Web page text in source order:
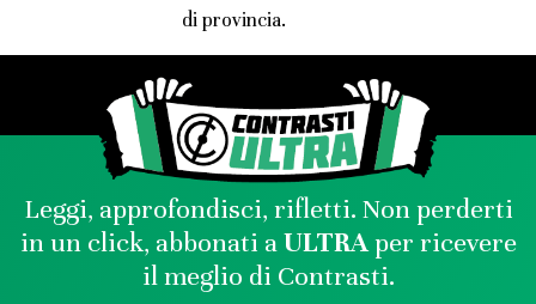
di provincia.
Leggi, approfondisci, rifletti. Non perderti
in un click, abbonati aULTRAper ricevere
il meglio di Contrasti.